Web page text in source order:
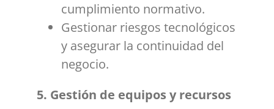
cumplimiento normativo.
Gestionar riesgos tecnológicos
y asegurar la continuidad del
negocio.
5. Gestión de equipos y recursos